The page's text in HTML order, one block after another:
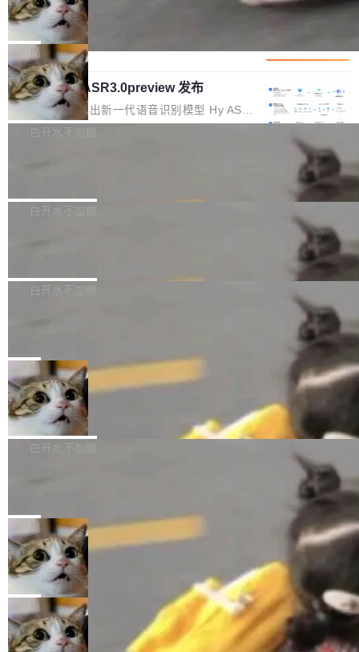
件之中，形成高度复杂的知识关联网络。传统的
代码检索手段（如关键词匹配、目录遍历）仅能
在语法层面完成文本定位，难以触及代码的语义
内涵与结构关联，导致开发者使用代码智能体在
理解大规模代码仓时面临显著"代码仓理解"瓶
颈。 代码仓深度理解服务（以下简称" CodeBas
e深度理解服务"）是华为云码道（CodeA...
数据。 王某2024年1月入职东城区某科技公司AI
短剧部门，有互联网大厂背景。在公司内部架构
调整期间，部门三次通知全员将数据从A集群迁
移到B集群，王某都回复了"收到"。 他没有迁移
数据。2024年9月3日下午4点，他使用此前登录
的账号密码进入A集群，输入了一条被程序员圈
称为"删库跑路"的命令——最高管理员权限、无
自研的多个文生3D和...
Cloudflare 分享推理优化实践：KV ca
che 量化 + 权重压缩，吞吐量提升 4
1%，成本降 30%
Kimi 和 GLM 是当前最强的大模型系列之一，但
它们有一个共同的问题：太吃显存了。月之暗面
的 Kimi K 系列和智谱的 GLM 都是长上下文、M
oE 架构的大模型，好用到让人上瘾，但 GPU 显
存永远不够用。 Cloudflare 的 Workers AI 团队
一直在跑这些模型的推理。他们在官方博客上发
整性保护。效果是：吞吐量提升 41%，每 token
局
腾讯混元 Hy ASR3.0preview 发布
腾讯混元正式推出新一代语音识别模型 Hy ASR
3.0preview。基于最新一代大语言模型 Hy3 的
让语音识别不再只是听清，而是真正听懂。通过
w 不要求标准普通话，方言识别覆盖粤语、吴语
白开水不加糖
新和少量网页兼容性修复版本。 Changes/fixe
容提供的字体时出现的几个问题 为避免音频加
质的最低采样率）的音频格式将被拒绝 修复了 C
SS 圆角虚线样式中可能存在的问题 如果表单中
的图像元素不在同一个子树中，则它们将不再关
联 加...
白开水不加糖
发布的 Release Notes，他利用 AI 工具（如 Co
最强的若干项。对于尚未正式发版的 PG 19，则
通过拉取过去一年内（从 PG 18 Beta1 时间点
至今）的所有 commit，同样交由 AI 分析提炼。
经过人工复核，准确度令人满意。这一方法也为
社区爱好者提供了高效跟踪新版本的思路。
白开水不加糖
维护工作一直与我的日常工作、家务、社交生活
和休闲娱乐竞争时间。" 这是 libexpat 维护者 S
ebastian Pipping 写在博客里的话。8 月 4 日，
他宣布了一个新消息：从 2026 年 8 月 1 日起，
他可以全职维护 libexpat 了，最长 6 个月。发
库之一。你的操作系统、浏览器、无数的基础设
施软件，很可能都在用它。而过去十年，维护它
的人一直在用业余...
局
Firefox 153.0.3 发布
Firefox 153.0.3 现已发布，具体更新内容如
下： New Smart Window 包含多项增强功能：
gi?id=2019042">Bug&nbsp;2019042</a>）</l
i> <li>现在，助手可以直接使用 Exa 的网络搜索
结果回答问题，而无需将问题转交给搜索引擎。
（<a href="https://bugzilla.mozilla.org/show_
bug.cgi?id=204...
白开水不加糖
的 npm 包。项目的核心论点是：容器不适合 Ag
ent 计算。真正适合的，是 Isolate。 Cloudflare
工程师在这件事上没什么可谦虚的——他们用 W
orkers 跑了十年 Isolate。用 CEO Matthew Pri
nce 的话说：「我们一生都在用 Isolate 运行代
码，而 AI Agent 不需要容器，它们需要的是 Iso
late。」 容器为什么不合适 容器的问题在于启动
局
OpenAI 公开邮件和聊天记录回应苹果
诉讼，称“Apple is getting this wron
g”
上个月，苹果一纸诉状把 OpenAI 告上法庭，指
控其挖角苹果前员工并窃取商业秘密。苹果的诉
状把 OpenAI 描述成一个系统性地从前东家挖
人、套取机密信息的对手。 OpenAI 没发律师
局
HUAWEI MatePad Edge上架WorkBu